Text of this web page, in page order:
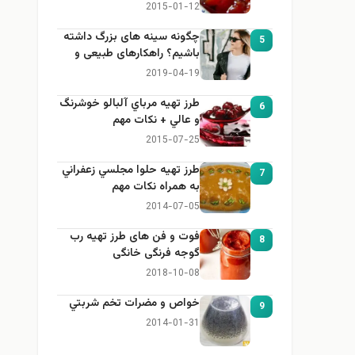
2015-01-12
5
چگونه سینه های بزرگ داشته
باشیم؟ راهکارهای طبیعی و
خانگی برای بزرگ کردن سینه
2019-04-19
6
طرز تهيه مرباي آلبالو خوشرنگ
و عالي + نكات مهم
2015-07-25
7
طرز تهيه حلوا مجلسي زعفراني
به همراه نكات مهم
2014-07-05
8
فوت و فن های طرز تهیه رب
گوجه فرنگی خانگی
2018-10-08
9 خواص و مضرات تخم شربتي
2014-01-31